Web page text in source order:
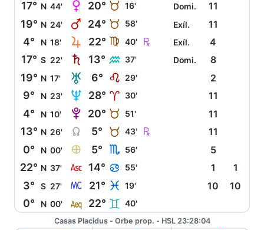
17° N 44' P 20° B 16' Domi. 11
19° N 24' Q 24° B 58' Exíl. 11
4° N 18' R 22° F 40' Ç Exíl. 4
17° S 22' S 13° K 37' Domi. 8
19° N 17' T 6° E 29' 2
9° N 23' U 28° A 30' 11
4° N 10' V 20° B 51' 11
13° N 26' Y 5° B 43' Ç 11
0° N 00' È 5° H 56' 5
22° N 37' W 14° D 55' 1 1
3° S 27' X 21° L 19' 10 10
0° N 00' l 22° C 40'
Casas Placidus - Orbe prop. - HSL 23:28:04